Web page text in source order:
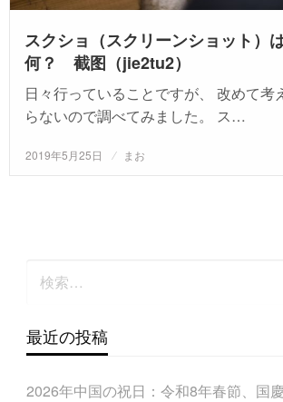
スクショ（スクリーンショット）
何？ 截图（jie2tu2）
日々行っていることですが、 改めて考
らないので調べてみました。 ス…
投
日:
2019年5月25日 まお
最近の投稿
2026年中国の祝日：令和8年春節、国